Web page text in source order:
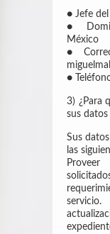
● Jefe
●
México
●
●
3) ¿Para
sus datos
Sus
las
servicio.